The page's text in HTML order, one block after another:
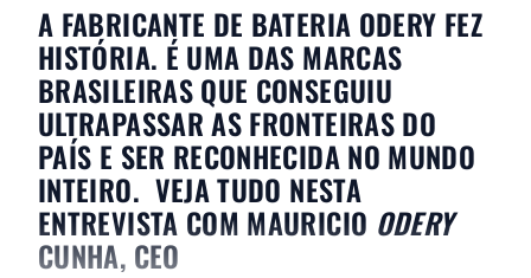
A FABRICANTE DE BATERIA ODERY FEZ
HISTÓRIA. É UMA DAS MARCAS
BRASILEIRAS QUE CONSEGUIU
ULTRAPASSAR AS FRONTEIRAS DO
PAÍS E SER RECONHECIDA NO MUNDO
INTEIRO. VEJA TUDO NESTA
ENTREVISTA COM MAURICIO ODERY
CUNHA, CEO